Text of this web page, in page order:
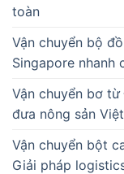
toàn
Vận chuyển bộ
Singapore nhanh
Vận chuyển bơ
đưa nông sản
Vận chuyển bột
Giải pháp